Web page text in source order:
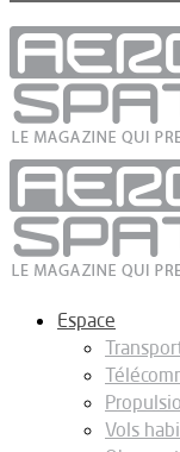
Espace
Vols